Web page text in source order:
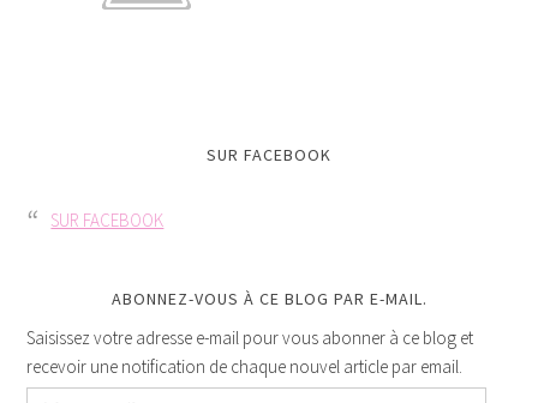
SUR FACEBOOK
SUR FACEBOOK
ABONNEZ-VOUS À CE BLOG PAR E-MAIL.
Saisissez votre adresse e-mail pour vous abonner à ce blog et
recevoir une notification de chaque nouvel article par email.